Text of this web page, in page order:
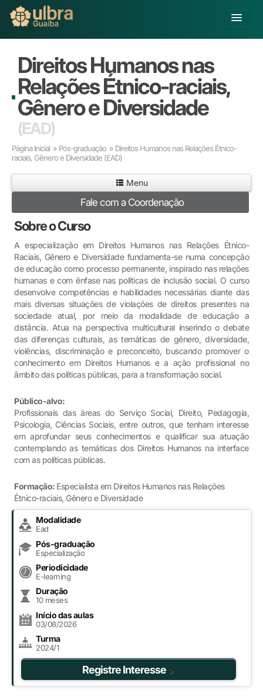
Buscar
Já sou Aluno
Matricule-se
Graduação
Extensão
Infraestrutura e Serviços
Inovação
Sobre a ULBRA
Direitos Humanos nas
Relações Étnico-raciais,
Gênero e Diversidade
(EAD)
Página Inicial » Pós-graduação » Direitos Humanos nas Relações Étnico-
raciais, Gênero e Diversidade (EAD)
Menu
Fale com a Coordenação
Sobre o Curso
A especialização em Direitos Humanos nas Relações Étnico-
Raciais, Gênero e Diversidade fundamenta-se numa concepção
de educação como processo permanente, inspirado nas relações
humanas e com ênfase nas políticas de inclusão social. O curso
desenvolve competências e habilidades necessárias diante das
mais diversas situações de violações de direitos presentes na
sociedade atual, por meio da modalidade de educação a
distância. Atua na perspectiva multicultural inserindo o debate
das diferenças culturais, as temáticas de gênero, diversidade,
violências, discriminação e preconceito, buscando promover o
conhecimento em Direitos Humanos e a ação profissional no
âmbito das políticas públicas, para a transformação social.
Público-alvo:
Profissionais das áreas do Serviço Social, Direito, Pedagogia,
Psicologia, Ciências Sociais, entre outros, que tenham interesse
em aprofundar seus conhecimentos e qualificar sua atuação
contemplando as temáticas dos Direitos Humanos na interface
com as políticas públicas.
Formação: Especialista em Direitos Humanos nas Relações
Étnico-raciais, Gênero e Diversidade
Modalidade
Ead
Pós-graduação
Especialização
Periodicidade
E-learning
Duração
10 meses
Início das aulas
03/08/2026
Turma
2024/1
Registre Interesse